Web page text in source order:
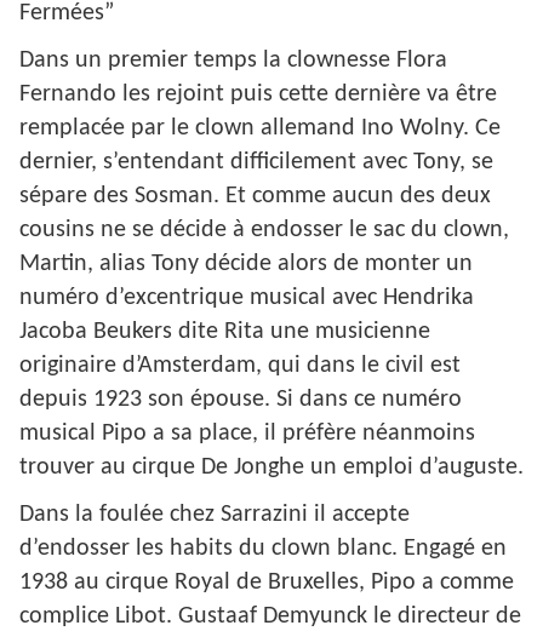
Fermées”
Dans un premier temps la clownesse Flora
Fernando les rejoint puis cette dernière va être
remplacée par le clown allemand Ino Wolny. Ce
dernier, s’entendant difficilement avec Tony, se
sépare des Sosman. Et comme aucun des deux
cousins ne se décide à endosser le sac du clown,
Martin, alias Tony décide alors de monter un
numéro d’excentrique musical avec Hendrika
Jacoba Beukers dite Rita une musicienne
originaire d’Amsterdam, qui dans le civil est
depuis 1923 son épouse. Si dans ce numéro
musical Pipo a sa place, il préfère néanmoins
trouver au cirque De Jonghe un emploi d’auguste.
Dans la foulée chez Sarrazini il accepte
d’endosser les habits du clown blanc. Engagé en
1938 au cirque Royal de Bruxelles, Pipo a comme
complice Libot. Gustaaf Demyunck le directeur de